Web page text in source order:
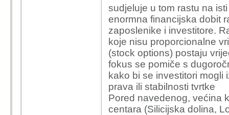
sudjeluje u tom rastu na
enormna financijska dobit
zaposlenike i investitore.
koje nisu proporcionalne
(stock options) postaju
fokus se pomiče s
kako bi se investitori mogli
prava ili stabilnosti tvrtke
Pored navedenog, većina
centara (Silicijska dolina,